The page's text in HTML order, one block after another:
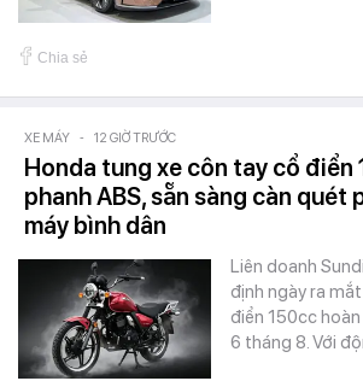
Chia sẻ
XE MÁY - 12 GIỜ TRƯỚC
Honda tung xe côn tay cổ
phanh ABS, sẵn sàng càn quét
máy bình dân
Liên doanh
định ngày ra
điển 150cc
6 tháng 8. Với